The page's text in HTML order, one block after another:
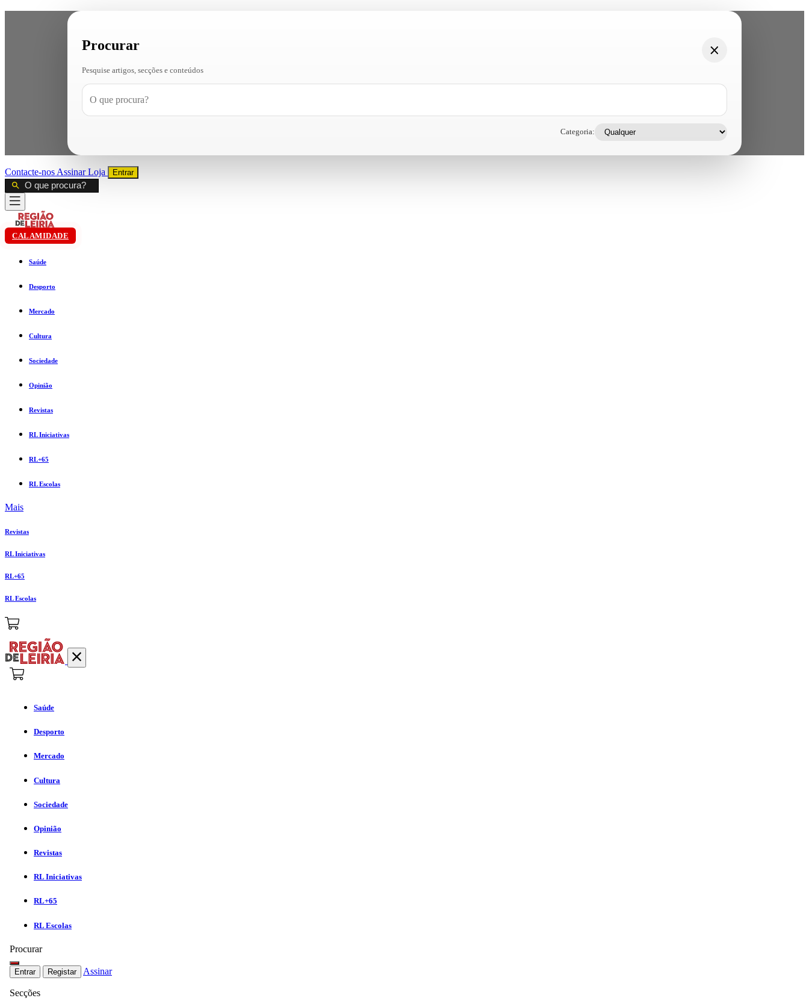
Procurar
Pesquise artigos, secções e conteúdos
Categoria:
Contacte-nos AssinarLoja Entrar
CALAMIDADE
Saúde
Desporto
Mercado
Cultura
Sociedade
Opinião
Revistas
RL Iniciativas
RL+65
RL Escolas
Mais
Revistas
RL Iniciativas
RL+65
RL Escolas
Saúde
Desporto
Mercado
Cultura
Sociedade
Opinião
Revistas
RL Iniciativas
RL+65
RL Escolas
Procurar
Entrar Registar Assinar
Secções